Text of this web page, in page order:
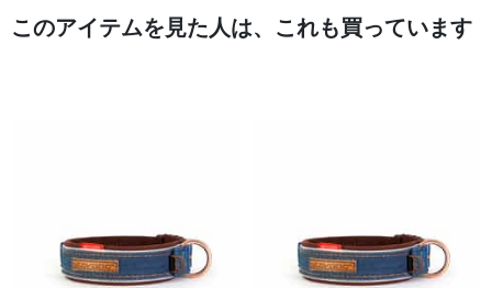
このアイテムを見た人は、これも買っています